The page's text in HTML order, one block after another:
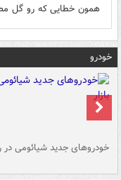
همون خطایی که رو ‌گل
خودرو
خودروهای جدید شیائومی در